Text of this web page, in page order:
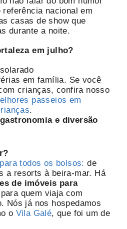
nacional em
casas de show que
durante a noite.
em julho?
em família. Se você
crianças, confira nosso
passeios em
.
e diversão
todos os bolsos: de
a resorts à beira-mar. Há
de imóveis para
quem viaja com
Nós já nos hospedamos
o Vila Galé, que foi um de